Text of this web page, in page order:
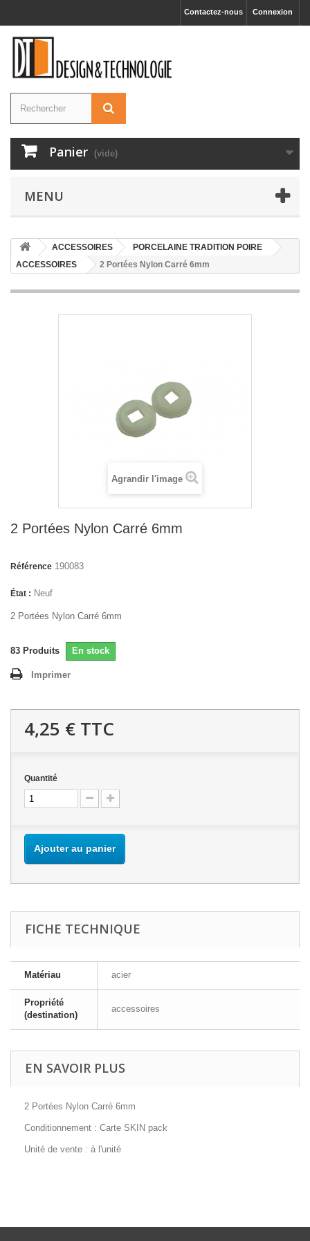
Connexion
Contactez-nous
Panier (vide)
MENU
ACCESSOIRES
PORCELAINE TRADITION POIRE
ACCESSOIRES
2 Portées Nylon Carré 6mm
Agrandir l'image
2 Portées Nylon Carré 6mm
Référence 190083
État : Neuf
2 Portées Nylon Carré 6mm
83 Produits En stock
Imprimer
4,25 € TTC
Quantité
Ajouter au panier
FICHE TECHNIQUE
Matériau acier
Propriété
(destination)
accessoires
EN SAVOIR PLUS
2 Portées Nylon Carré 6mm
Conditionnement : Carte SKIN pack
Unité de vente : à l'unité